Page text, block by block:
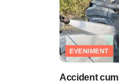
EVENIMENT
Accident